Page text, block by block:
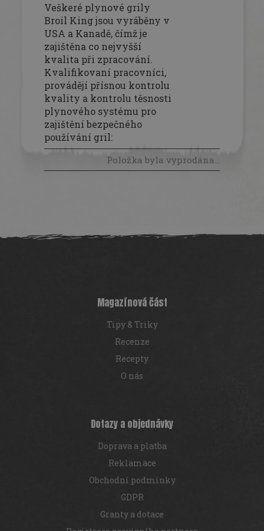
Veškeré plynové grily
Broil King jsou vyráběny v
USA a Kanadě, čímž je
zajištěna co nejvyšší
kvalita při zpracování.
Kvalifikovaní pracovníci,
provádějí přísnou kontrolu
kvality a kontrolu těsnosti
plynového systému pro
zajištění bezpečného
používání gril:
Položka byla vyprodána…
á
Magazínová část
Tipy & Triky
Recenze
Recepty
O nás
Dotazy a objednávky
Doprava a platba
Reklamace
Obchodní podmínky
GDPR
Granty a dotace